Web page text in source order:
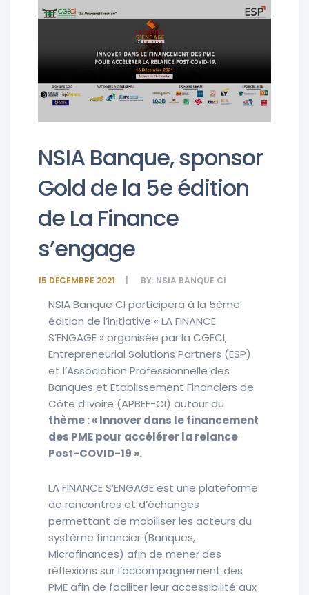
NSIA Banque, sponsor
Gold de la 5e édition
de La Finance
s’engage
15 DÉCEMBRE 2021 BY: NSIA BANQUE CI
NSIA Banque CI participera à la 5ème
édition de l’initiative « LA FINANCE
S’ENGAGE » organisée par la CGECI,
Entrepreneurial Solutions Partners (ESP)
et l’Association Professionnelle des
Banques et Etablissement Financiers de
Côte d’Ivoire (APBEF-CI) autour du
thème : « Innover dans le financement
des PME pour accélérer la relance
Post-COVID-19 ».
LA FINANCE S’ENGAGE est une plateforme
de rencontres et d’échanges
permettant de mobiliser les acteurs du
système financier (Banques,
Microfinances) afin de mener des
réflexions sur l’accompagnement des
PME afin de faciliter leur accessibilité aux